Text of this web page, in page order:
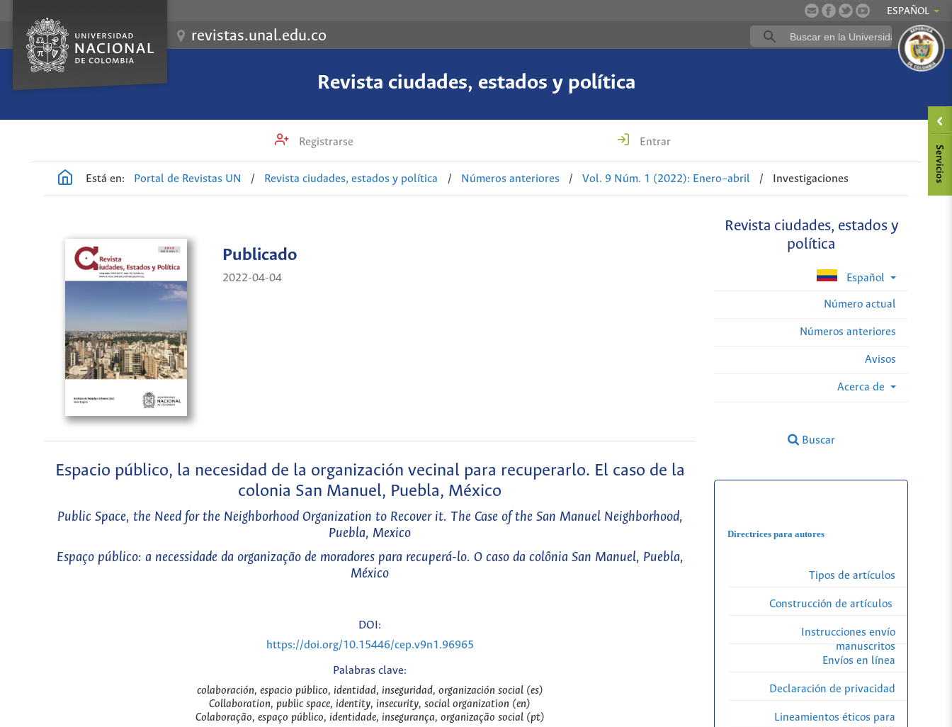
ESPAÑOL
revistas.unal.edu.co
Revista ciudades, estados y política
Registrarse Entrar
Está en: Portal de Revistas UN / Revista ciudades, estados y política / Números anteriores / Vol. 9 Núm. 1 (2022): Enero–abril / Investigaciones
Revista ciudades, estados y
política
Español
Número actual
Números anteriores
Avisos
Acerca de
Buscar
Publicado
2022-04-04
Espacio público, la necesidad de la organización vecinal para recuperarlo. El caso de la
colonia San Manuel, Puebla, México
Public Space, the Need for the Neighborhood Organization to Recover it. The Case of the San Manuel Neighborhood,
Puebla, Mexico
Espaço público: a necessidade da organização de moradores para recuperá-lo. O caso da colônia San Manuel, Puebla,
México
DOI:
https://doi.org/10.15446/cep.v9n1.96965
Palabras clave:
colaboración, espacio público, identidad, inseguridad, organización social (es)
Collaboration, public space, identity, insecurity, social organization (en)
Colaboração, espaço público, identidade, insegurança, organização social (pt)
Directrices para autores
Tipos de artículos
Construcción de artículos
Instrucciones envío
manuscritos
Envíos en línea
Declaración de privacidad
Lineamientos éticos para